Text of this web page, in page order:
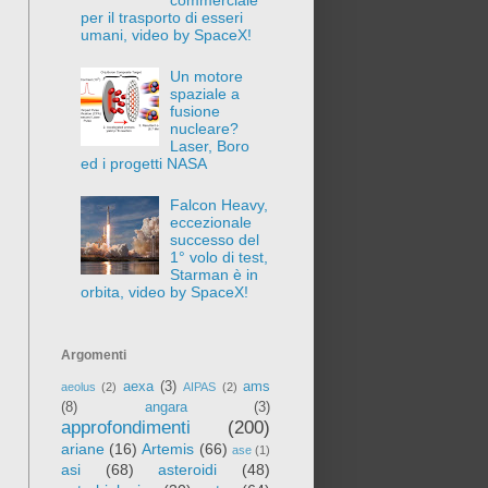
per il trasporto di esseri
umani, video by SpaceX!
Un motore
spaziale a
fusione
nucleare?
Laser, Boro
ed i progetti NASA
Falcon Heavy,
eccezionale
successo del
1° volo di test,
Starman è in
orbita, video by SpaceX!
Argomenti
aeolus (2) aexa (3) AIPAS (2) ams
(8)
angara (3)
approfondimenti (200)
ariane (16) Artemis (66) ase (1)
asi (68) asteroidi
(48)